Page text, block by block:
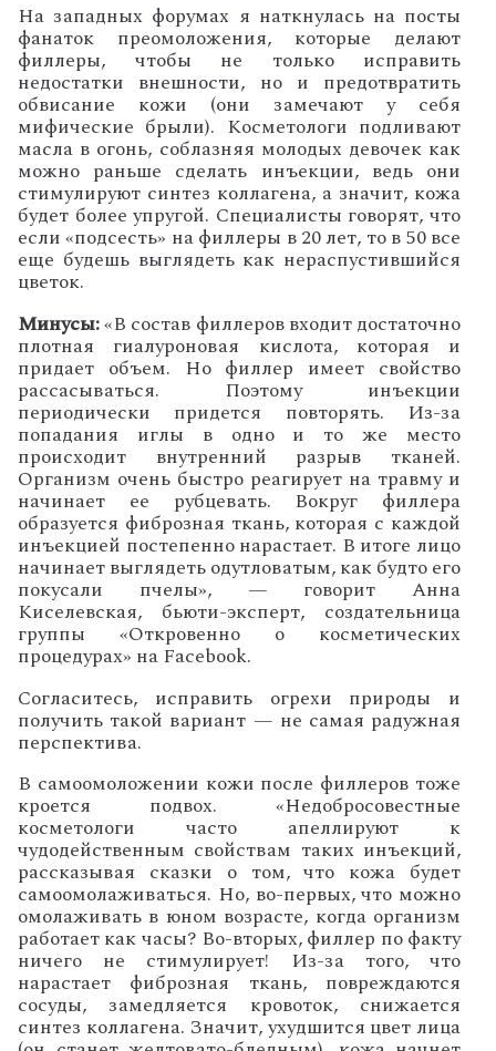
На западных форумах я наткнулась на посты
фанаток преомоложения, которые делают
филлеры, чтобы не только исправить
недостатки внешности, но и предотвратить
обвисание кожи (они замечают у себя
мифические брыли). Косметологи подливают
масла в огонь, соблазняя молодых девочек как
можно раньше сделать инъекции, ведь они
стимулируют синтез коллагена, а значит, кожа
будет более упругой. Специалисты говорят, что
если «подсесть» на филлеры в 20 лет, то в 50 все
еще будешь выглядеть как нераспустившийся
цветок.
Минусы:«В состав филлеров входит достаточно
плотная гиалуроновая кислота, которая и
придает объем. Но филлер имеет свойство
рассасываться. Поэтому инъекции
периодически придется повторять. Из-за
попадания иглы в одно и то же место
происходит внутренний разрыв тканей.
Организм очень быстро реагирует на травму и
начинает ее рубцевать. Вокруг филлера
образуется фиброзная ткань, которая с каждой
инъекцией постепенно нарастает. В итоге лицо
начинает выглядеть одутловатым, как будто его
покусали пчелы», — говорит Анна
Киселевская, бьюти-эксперт, создательница
группы «Откровенно о косметических
процедурах» наFacebook.
Согласитесь, исправить огрехи природы и
получить такой вариант — не самая радужная
перспектива.
В самоомоложении кожи после филлеров тоже
кроется подвох. «Недобросовестные
косметологи часто апеллируют к
чудодейственным свойствам таких инъекций,
рассказывая сказки о том, что кожа будет
самоомолаживаться. Но, во-первых, что можно
омолаживать в юном возрасте, когда организм
работает как часы? Во-вторых, филлер по факту
ничего не стимулирует! Из-за того, что
нарастает фиброзная ткань, повреждаются
сосуды, замедляется кровоток, снижается
синтез коллагена. Значит, ухудшится цвет лица